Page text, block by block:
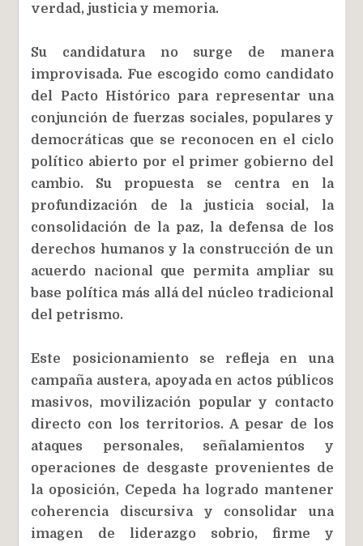
verdad, justicia y memoria.
Su candidatura no surge de manera
improvisada. Fue escogido como candidato
del Pacto Histórico para representar una
conjunción de fuerzas sociales, populares y
democráticas que se reconocen en el ciclo
político abierto por el primer gobierno del
cambio. Su propuesta se centra en la
profundización de la justicia social, la
consolidación de la paz, la defensa de los
derechos humanos y la construcción de un
acuerdo nacional que permita ampliar su
base política más allá del núcleo tradicional
del petrismo.
Este posicionamiento se refleja en una
campaña austera, apoyada en actos públicos
masivos, movilización popular y contacto
directo con los territorios. A pesar de los
ataques personales, señalamientos y
operaciones de desgaste provenientes de
la oposición, Cepeda ha logrado mantener
coherencia discursiva y consolidar una
imagen de liderazgo sobrio, firme y